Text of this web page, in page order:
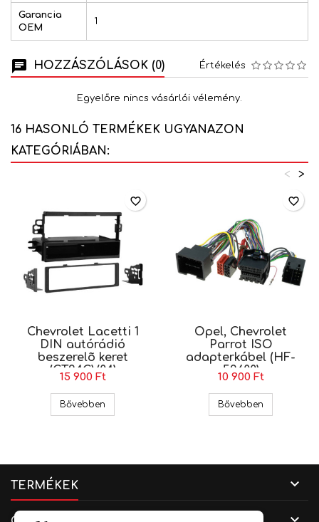
Garancia
OEM
1
HOZZÁSZÓLÁSOK (0) Értékelés
Egyelőre nincs vásárlói vélemény.
16 HASONLÓ TERMÉKEK UGYANAZON
KATEGÓRIÁBAN:
>
<
Chevrolet Lacetti 1
DIN autórádió
beszerelõ keret
(CT24CV04)
15 900 Ft
Bővebben Chevrolet Lacetti 1 DIN autórádió beszerelõ
favorite_border
Opel, Chevrolet
Parrot ISO
adapterkábel (HF-
59600)
10 900 Ft
Bővebben
favorite_border
TERMÉKEK 